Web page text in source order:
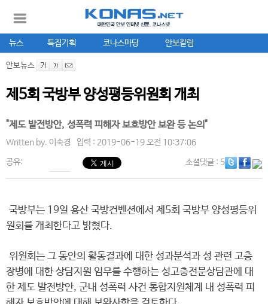
뉴스 특집기획 코나스마당 안보칼럼
안보뉴스
제5회 국방부 양성평등위원회 개최
"제도 발전방안, 성폭력 피해자 보호방안 보완 등 논의"
Written by. 이숙경 입력 : 2019-06-19 오전 10:37:06
공유: 소셜댓글: 5
국방부는 19일 용산 국방컨벤션에서 제5회 국방부 양성평등위
원회를 개최한다고 밝혔다.
위원회는 그 동안의 활동결과에 대한 성과분석과 성 관련 고충
장병에 대한 상담지원 임무를 수행하는 성고충전문상담관에 대
한 제도 발전방안, 군내 성폭력 사건 통합지원체계 내 성폭력 피